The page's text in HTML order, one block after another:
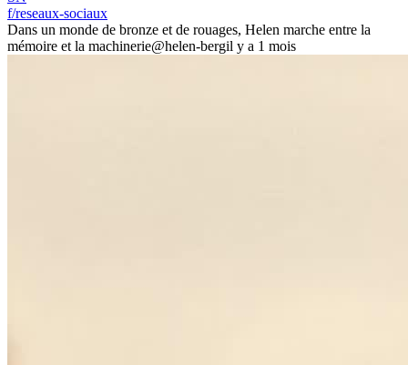
f/reseaux-sociaux
Dans un monde de bronze et de rouages, Helen marche entre la
mémoire et la machinerie@helen-bergil y a 1 mois